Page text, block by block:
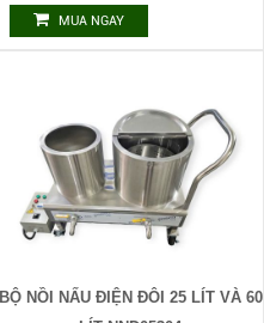
MUA NGAY
BỘ NỒI NẤU ĐIỆN ĐÔI 25 LÍT VÀ 60